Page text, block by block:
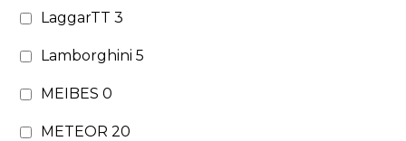
LaggarTT3
Lamborghini5
MEIBES0
METEOR20